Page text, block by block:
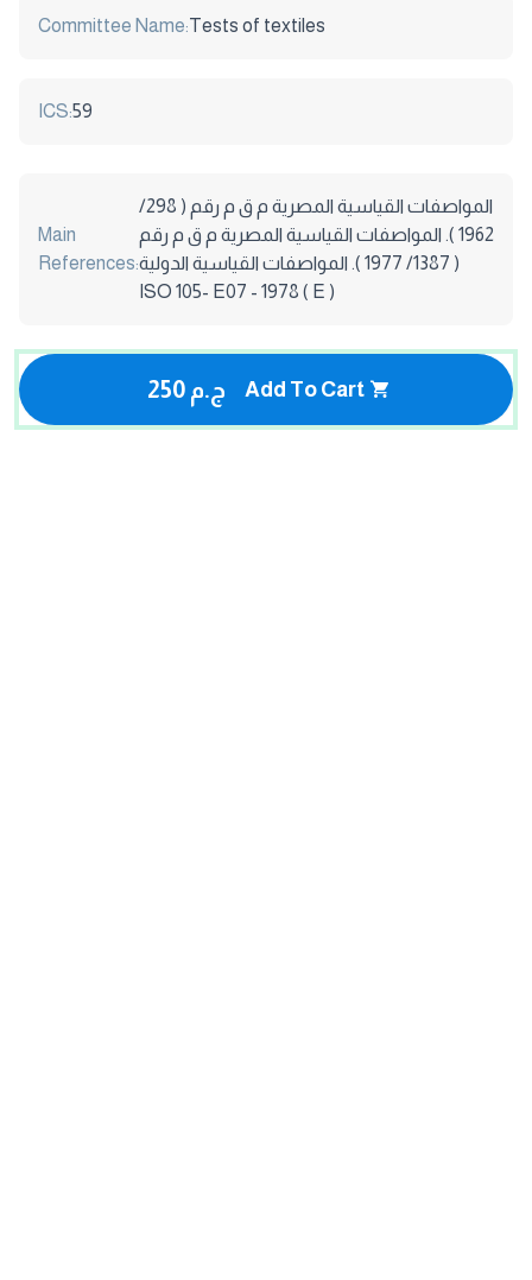
Committee Name:Tests of textiles
ICS:59
Main
References:
المواصفات القياسية المصرية م ق م رقم ( 298/
1962 ). المواصفات القياسية المصرية م ق م رقم
( 1387/ 1977 ). المواصفات القياسية الدولية
ISO 105- E07 - 1978 ( E )
250 ج.م Add To Cart